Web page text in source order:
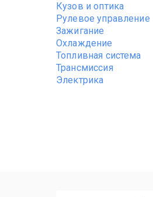
Кузов и оптика
Рулевое управление
Зажигание
Охлаждение
Топливная система
Трансмиссия
Электрика